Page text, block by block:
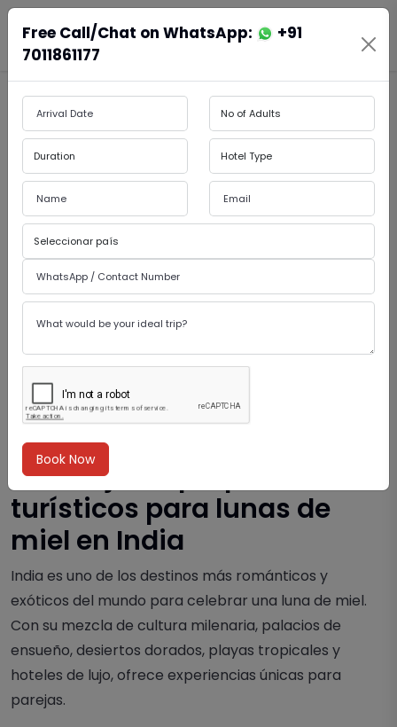
Book Cabs En
by Admin
Los mejores paquetes
turísticos para lunas de
miel en India
India es uno de los destinos más románticos y
exóticos del mundo para celebrar una luna de miel.
Con su mezcla de cultura milenaria, palacios de
ensueño, desiertos dorados, playas tropicales y
hoteles de lujo, ofrece experiencias únicas para
parejas.
Free Call/Chat on WhatsApp:
+91
7011861177
Book Now